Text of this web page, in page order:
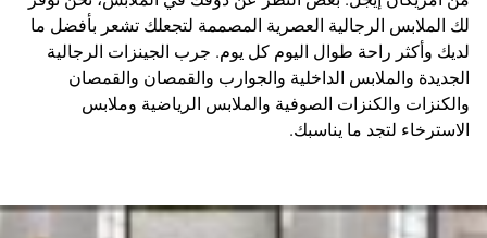
لك الملابس الرجالية العصرية المصممة لتجعلك تشعر بأفضل ما
لديك وأكثر راحة طوال اليوم كل يوم. جرب الجينزات الرجالية
الجديدة والملابس الداخلية والجوارب والقمصان والقمصان
والكنزات والكنزات الصوفية والملابس الرياضية وملابس
الاسترخاء لتجد ما يناسبك.